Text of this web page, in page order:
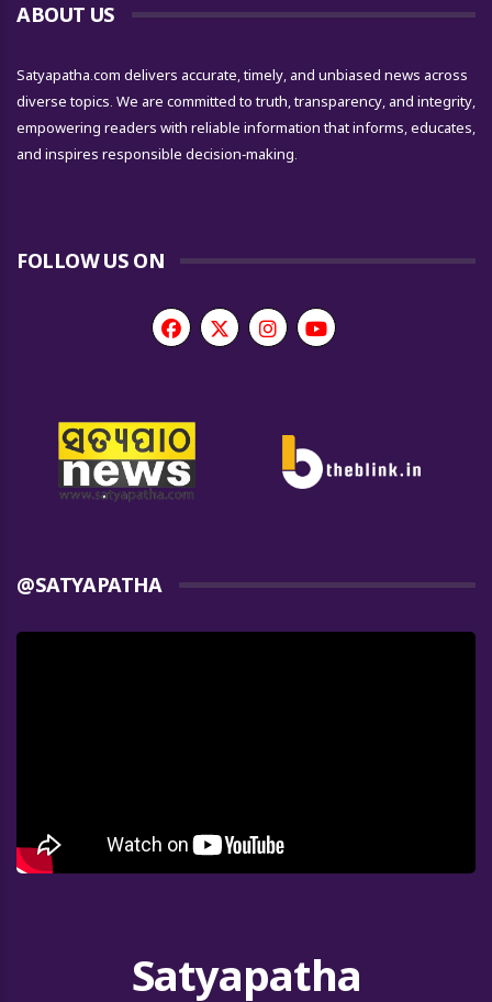
ABOUT US
Satyapatha.com delivers accurate, timely, and unbiased news across
diverse topics. We are committed to truth, transparency, and integrity,
empowering readers with reliable information that informs, educates,
and inspires responsible decision-making.
FOLLOW US ON
@SATYAPATHA
Satyapatha